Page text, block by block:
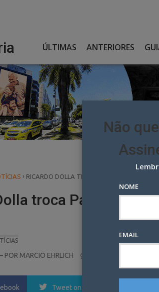
ÚLTIMAS ANTERIORES
› RICARDO DOLLA TROCA PARIS POR MILÃO,
troca Paris por
POR MARCIO EHRLICH
Tweet on Twitter
Não
NOME
EMAIL